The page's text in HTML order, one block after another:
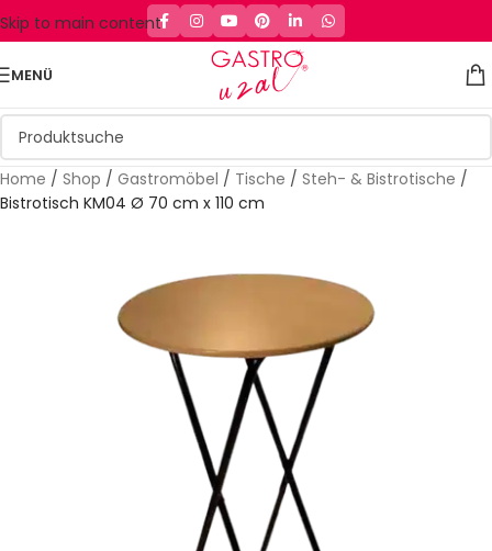
Skip to main content
MENÜ
Home / Shop / Gastromöbel / Tische / Steh- & Bistrotische /
Bistrotisch KM04 Ø 70 cm x 110 cm